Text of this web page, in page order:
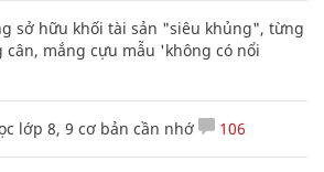
sở hữu khối tài sản "siêu khủng", từng
cân, mắng cựu mẫu 'không có nổi
lớp 8, 9 cơ bản cần nhớ 106